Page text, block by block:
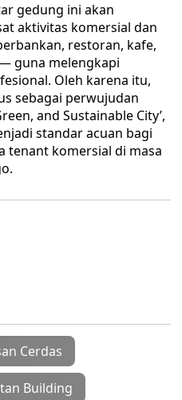
gedung ini akan
aktivitas komersial dan
restoran, kafe,
guna melengkapi
Oleh karena itu,
sebagai perwujudan
and Sustainable City’,
standar acuan bagi
tenant komersial di masa
Cerdas
Building